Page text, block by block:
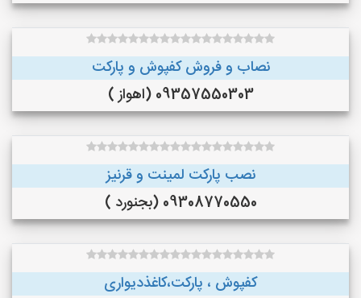
نصاب و فروش کفپوش و پارکت
09357550303 (اهواز )
نصب پارکت لمینت و قرنیز
09308770550 (بجنورد )
کفپوش ، پارکت،کاغذدیواری